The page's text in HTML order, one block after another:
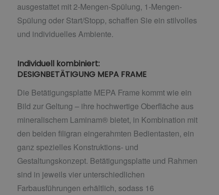
ausgestattet mit 2-Mengen-Spülung, 1-Mengen-
Spülung oder Start/Stopp, schaffen Sie ein stilvolles
und individuelles Ambiente.
Individuell kombiniert:
DESIGNBETÄTIGUNG MEPA FRAME
Die Betätigungsplatte MEPA Frame kommt wie ein
Bild zur Geltung – ihre hochwertige Oberfläche aus
mineralischem Laminam® bietet, in Kombination mit
den beiden filigran eingerahmten Bedientasten, ein
ganz spezielles Konstruktions- und
Gestaltungskonzept. Betätigungsplatte und Rahmen
sind in jeweils vier unterschiedlichen
Farbausführungen erhältlich, sodass 16